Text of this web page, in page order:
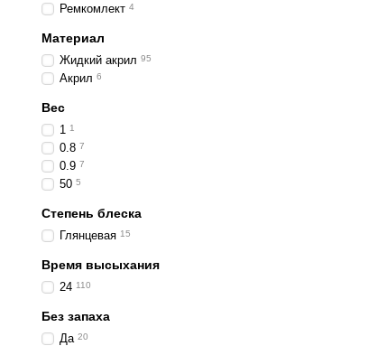
Ремкомлект 4
Материал
Жидкий акрил 95
Акрил 6
Вес
1 1
0.8 7
0.9 7
50 5
Степень блеска
Глянцевая 15
Время высыхания
24 110
Без запаха
Да 20